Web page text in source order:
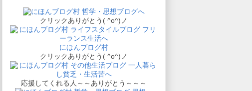
クリックありがとう( ^o^)ノ
にほんブログ村
クリックありがとう( ^o^)ノ
応援してくれる人～～ありがとう～～～